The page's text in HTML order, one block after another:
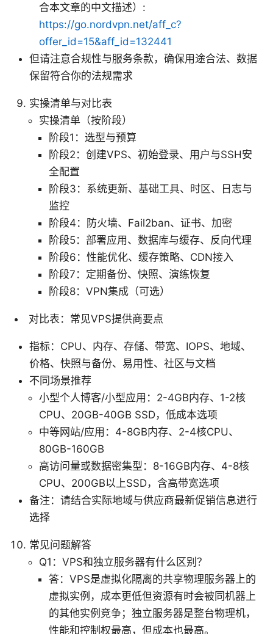
合本文章的中文描述）:
https://go.nordvpn.net/aff_c?
offer_id=15&aff_id=132441
但请注意合规性与服务条款，确保用途合法、数据
保留符合你的法规需求
实操清单与对比表
实操清单（按阶段）
阶段1：选型与预算
阶段2：创建VPS、初始登录、用户与SSH安
全配置
阶段3：系统更新、基础工具、时区、日志与
监控
阶段4：防火墙、Fail2ban、证书、加密
阶段5：部署应用、数据库与缓存、反向代理
阶段6：性能优化、缓存策略、CDN接入
阶段7：定期备份、快照、演练恢复
阶段8：VPN集成（可选）
对比表：常见VPS提供商要点
指标：CPU、内存、存储、带宽、IOPS、地域、
价格、快照与备份、易用性、社区与文档
不同场景推荐
小型个人博客/小型应用：2-4GB内存、1-2核
CPU、20GB-40GB SSD，低成本选项
中等网站/应用：4-8GB内存、2-4核CPU、
80GB-160GB
高访问量或数据密集型：8-16GB内存、4-8核
CPU、200GB以上SSD，含高带宽选项
备注：请结合实际地域与供应商最新促销信息进行
选择
常见问题解答
Q1：VPS和独立服务器有什么区别？
答：VPS是虚拟化隔离的共享物理服务器上的
虚拟实例，成本更低但资源有时会被同机器上
的其他实例竞争；独立服务器是整台物理机，
性能和控制权最高，但成本也最高。